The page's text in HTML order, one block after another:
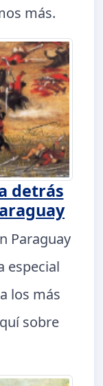
más.
detrás
Paraguay
especial
los más
sobre